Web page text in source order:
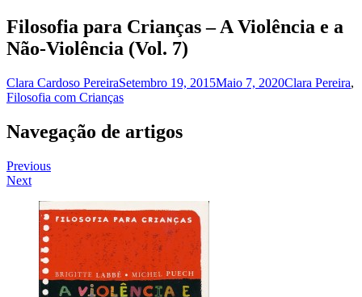
Filosofia para Crianças – A Violência e a
Não-Violência (Vol. 7)
Clara Cardoso PereiraSetembro 19, 2015Maio 7, 2020Clara Pereira,
Filosofia com Crianças
Navegação de artigos
Previous
Next